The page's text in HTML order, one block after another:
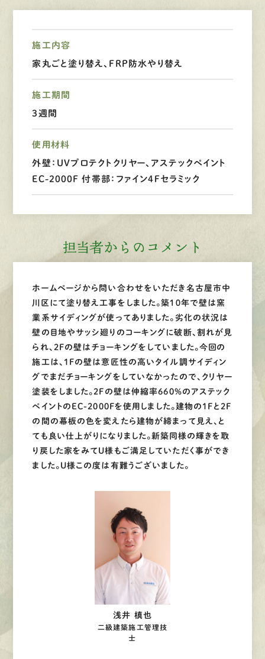
Webお問い合わせ
施工内容
家丸ごと塗り替え、FRP防水やり替え
施工期間
3週間
使用材料
外壁：UVプロテクトクリヤー、アステックペイント
EC-2000F 付帯部：ファイン4Ｆセラミック
担当者からのコメント
ホームページから問い合わせをいただき名古屋市中
川区にて塗り替え工事をしました。築１０年で壁は窯
業系サイディングが使ってありました。劣化の状況は
壁の目地やサッシ廻りのコーキングに破断、割れが見
られ、2Fの壁はチョーキングをしていました。今回の
施工は、1Fの壁は意匠性の高いタイル調サイディン
グでまだチョーキングをしていなかったので、クリヤー
塗装をしました。2Fの壁は伸縮率660％のアステック
ペイントのEC-2000Fを使用しました。建物の1Fと2F
の間の幕板の色を変えたら建物が締まって見え、と
ても良い仕上がりになりました。新築同様の輝きを取
り戻した家をみてU様もご満足していただく事ができ
ました。U様この度は有難うございました。
浅井 槙也
二級建築施工管理技
士